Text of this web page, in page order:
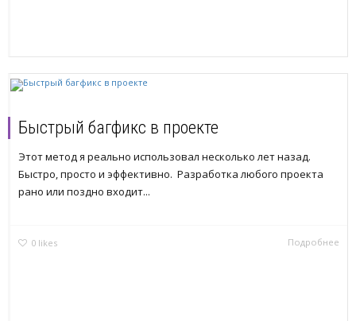
Быстрый багфикс в проекте
Этот метод я реально использовал несколько лет назад.
Быстро, просто и эффективно. Разработка любого проекта
рано или поздно входит...
0 likes Подробнее